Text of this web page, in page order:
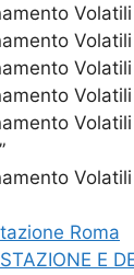
Roma
E